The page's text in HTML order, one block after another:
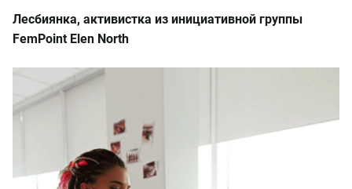
Лесбиянка, активистка из инициативной группы
FemPoint Elen North